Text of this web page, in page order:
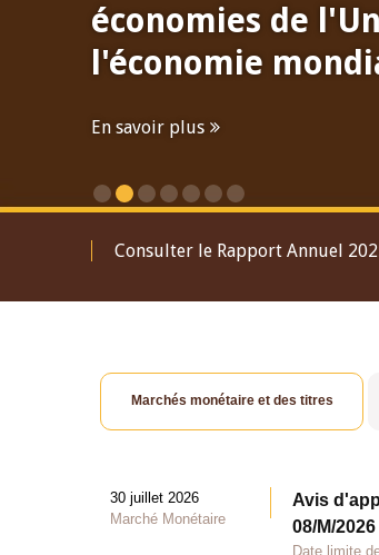
économies de
l'économie
En savoir plus
Consulter le Rapport Annuel
Marchés monétaire et des titres
30 juillet 2026
Marché Monétaire
Avis
08/M/
Date limite